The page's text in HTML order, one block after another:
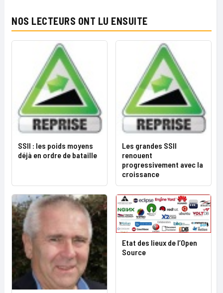
NOS LECTEURS ONT LU ENSUITE
SSII : les poids moyens
déjà en ordre de bataille
Les grandes SSII
renouent
progressivement avec la
croissance
Etat des lieux de l’Open
Source